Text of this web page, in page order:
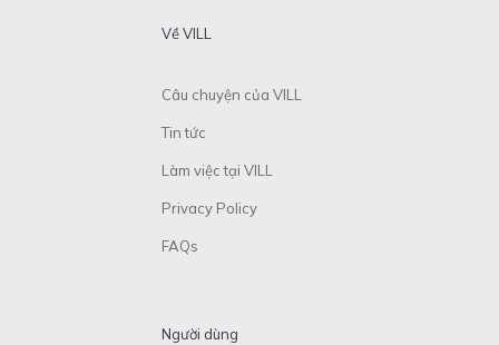
Về VILL
Câu chuyện của VILL
Tin tức
Làm việc tại VILL
Privacy Policy
FAQs
Người dùng